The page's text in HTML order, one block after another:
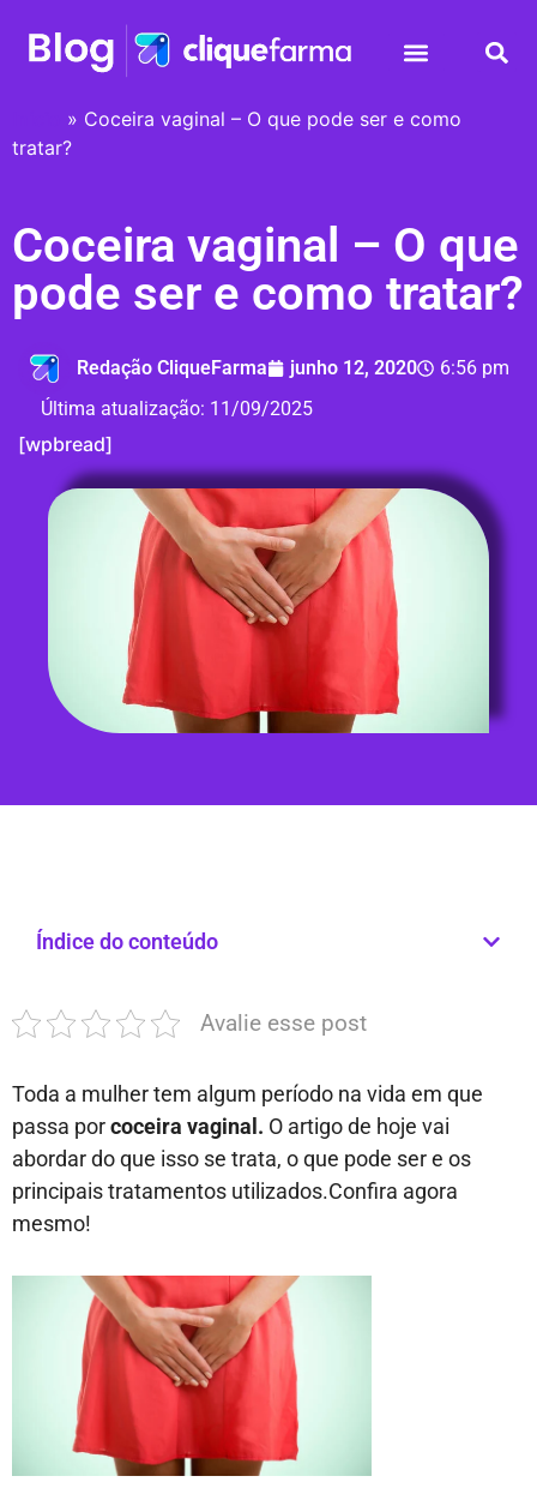
» Coceira vaginal – O que pode ser e como
tratar?
Coceira vaginal – O que
pode ser e como tratar?
Redação CliqueFarma junho 12, 2020
6:56 pm
Última atualização: 11/09/2025
[wpbread]
Índice do conteúdo
Avalie esse post
Toda a mulher tem algum período na vida em que
passa porcoceira vaginal. O artigo de hoje vai
abordar do que isso se trata, o que pode ser e os
principais tratamentos utilizados.Confira agora
mesmo!